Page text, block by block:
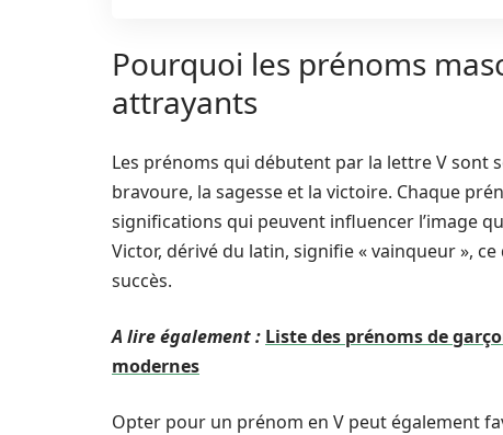
Pourquoi les prénoms
attrayants
Les prénoms qui débutent par la lettre V sont
bravoure, la sagesse et la victoire. Chaque
significations qui peuvent influencer l’image
Victor, dérivé du latin, signifie « vainqueur »,
succès.
A lire également : Liste des prénoms de
modernes
Opter pour un prénom en V peut également